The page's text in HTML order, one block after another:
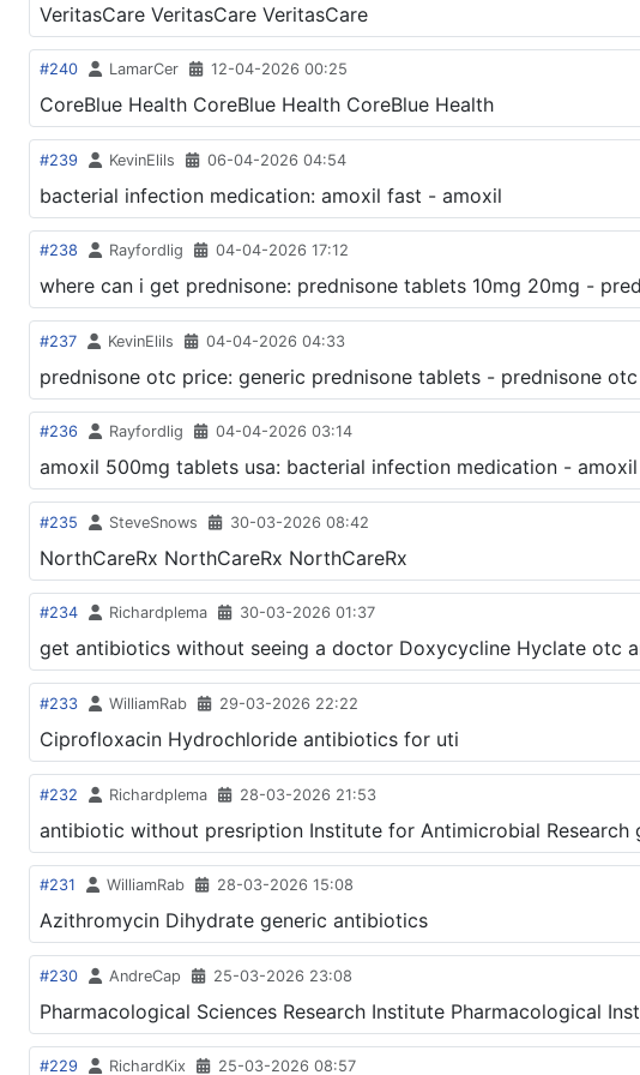
VeritasCare VeritasCare VeritasCare
#240 LamarCer 12-04-2026 00:25
CoreBlue Health CoreBlue Health CoreBlue Health
#239 KevinElils 06-04-2026 04:54
bacterial infection medication: amoxil fast - amoxil
#238 Rayfordlig 04-04-2026 17:12
where can i get prednisone: prednisone tablets 10mg 20mg -
#237 KevinElils 04-04-2026 04:33
prednisone otc price: generic prednisone tablets - prednisone
#236 Rayfordlig 04-04-2026 03:14
amoxil 500mg tablets usa: bacterial infection medication -
#235 SteveSnows 30-03-2026 08:42
NorthCareRx NorthCareRx NorthCareRx
#234 Richardplema 30-03-2026 01:37
get antibiotics without seeing a doctor Doxycycline Hyclate otc
#233 WilliamRab 29-03-2026 22:22
Ciprofloxacin Hydrochloride antibiotics for uti
#232 Richardplema 28-03-2026 21:53
antibiotic without presription Institute for Antimicrobial Research
#231 WilliamRab 28-03-2026 15:08
Azithromycin Dihydrate generic antibiotics
#230 AndreCap 25-03-2026 23:08
Pharmacological Sciences Research Institute Pharmacological
#229 RichardKix 25-03-2026 08:57